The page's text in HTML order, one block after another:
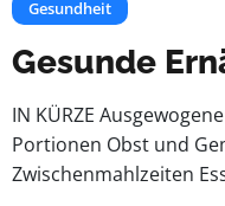
Gesundheit
Gesunde
IN KÜRZE
Portionen Obst und
Zwischenmahlzeiten